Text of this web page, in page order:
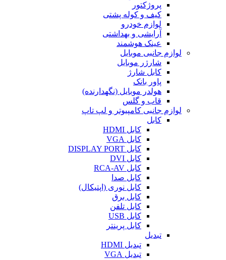
پروژکتور
کیف و کوله پشتی
لوازم خودرو
آرایشی و بهداشتی
عینک هوشمند
لوازم جانبی موبایل
شارژر موبایل
کابل شارژ
پاور بانک
هولدر موبایل (نگهدارنده)
قاب و گلس
لوازم جانبی کامپیوتر و لپ تاپ
کابل
کابل HDMI
کابل VGA
کابل DISPLAY PORT
کابل DVI
کابل RCA-AV
کابل صدا
کابل نوری (اپتیکال)
کابل برق
کابل تلفن
کابل USB
کابل پرینتر
تبدیل
تبدیل HDMI
تبدیل VGA